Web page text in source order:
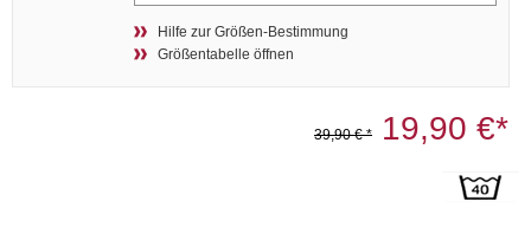
Hilfe zur Größen-Bestimmung
Größentabelle öffnen
39,90 € * 19,90 €*